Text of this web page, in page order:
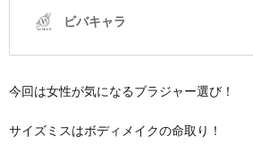
今回は女性が気になるブラジャー選び！
サイズミスはボディメイクの命取り！